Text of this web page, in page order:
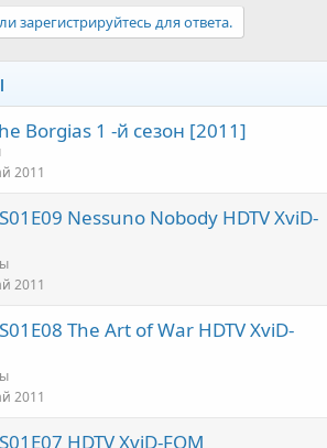
зарегистрируйтесь для ответа.
Borgias 1 -й сезон [2011]
2011
Nessuno Nobody HDTV XviD-
2011
The Art of War HDTV XviD-
2011
HDTV XviD-FQM